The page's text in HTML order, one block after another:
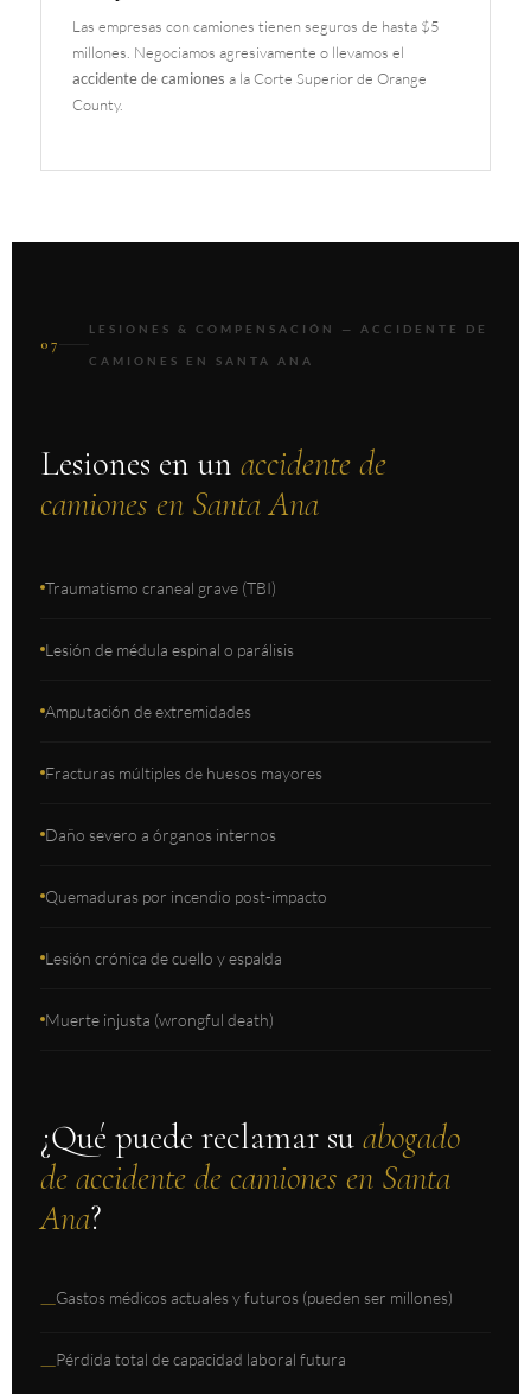
Las empresas con camiones tienen seguros de hasta $5
millones. Negociamos agresivamente o llevamos el
accidente de camiones a la Corte Superior de Orange
County.
07
LESIONES & COMPENSACIÓN — ACCIDENTE DE
CAMIONES EN SANTA ANA
Lesiones en un accidente de
camiones en Santa Ana
Traumatismo craneal grave (TBI)
Lesión de médula espinal o parálisis
Amputación de extremidades
Fracturas múltiples de huesos mayores
Daño severo a órganos internos
Quemaduras por incendio post-impacto
Lesión crónica de cuello y espalda
Muerte injusta (wrongful death)
¿Qué puede reclamar su abogado
de accidente de camiones en Santa
Ana?
—Gastos médicos actuales y futuros (pueden ser millones)
—Pérdida total de capacidad laboral futura